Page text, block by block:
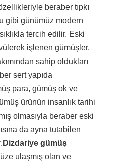
beraber tıpkı
gibi günümüz modern
tercih edilir. Eski
işlenen gümüşler,
sahip oldukları
sert yapıda
para, gümüş ok ve
ürünün insanlık tarihi
olmasıyla beraber eski
da ayna tutabilen
Dizdariye gümüş
ulaşmış olan ve